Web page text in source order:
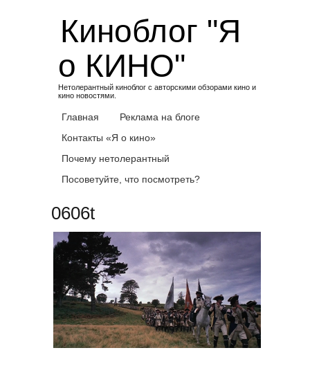
Киноблог "Я
о КИНО"
Нетолерантный киноблог с авторскими обзорами кино и
кино новостями.
Главная
Реклама на блоге
Контакты «Я о кино»
Почему нетолерантный
Посоветуйте, что посмотреть?
0606t